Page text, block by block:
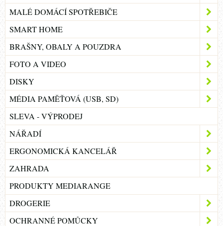
MALÉ DOMÁCÍ SPOTŘEBIČE
SMART HOME
BRAŠNY, OBALY A POUZDRA
FOTO A VIDEO
DISKY
MÉDIA PAMĚŤOVÁ (USB, SD)
SLEVA - VÝPRODEJ
NÁŘADÍ
ERGONOMICKÁ KANCELÁŘ
ZAHRADA
PRODUKTY MEDIARANGE
DROGERIE
OCHRANNÉ POMŮCKY